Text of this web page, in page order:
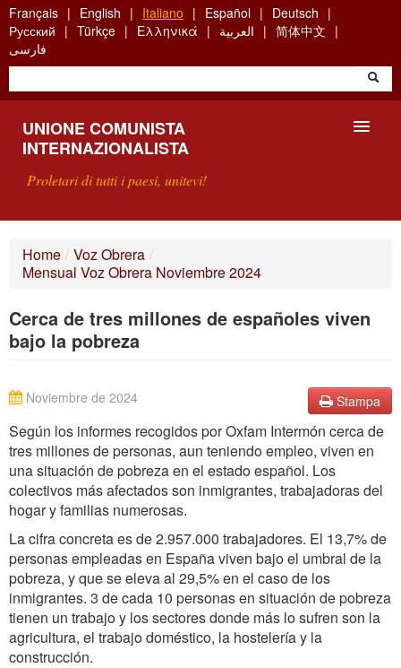
Skip
to
main
content
Français English Italiano Español
Deutsch
Русский
Türkçe Ελληνικά العربية
简体中文
فارسی
UNIONE COMUNISTA
INTERNAZIONALISTA
Proletari di tutti i paesi, unitevi!
COS'È L'UCI ?
RICERCA
SCRIVETECI
Home / Voz Obrera /
Mensual Voz Obrera Noviembre 2024
Cerca de tres millones de españoles viven
bajo la pobreza
Stampa
Noviembre de 2024
Según los informes recogidos por Oxfam Intermón cerca de
tres millones de personas, aun teniendo empleo, viven en
una situación de pobreza en el estado español. Los
colectivos más afectados son inmigrantes, trabajadoras del
hogar y familias numerosas.
La cifra concreta es de 2.957.000 trabajadores. El 13,7% de
personas empleadas en España viven bajo el umbral de la
pobreza, y que se eleva al 29,5% en el caso de los
inmigrantes. 3 de cada 10 personas en situación de pobreza
tienen un trabajo y los sectores donde más lo sufren son la
agricultura, el trabajo doméstico, la hostelería y la
construcción.